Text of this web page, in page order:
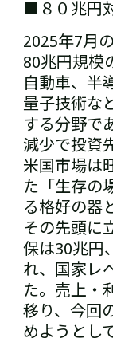
■８０兆円
2025年7月
80兆円規模
自動車、半
量子技術な
する分野で
減少で投資
米国市場は
た「生存の
る格好の器
その先頭に
保は30兆円
れ、国家レ
た。売上・
移り、今回
めようとし